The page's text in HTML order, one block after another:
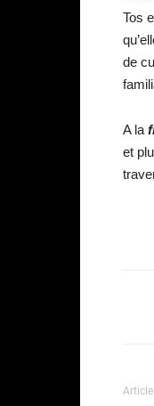
Tos
de
A la
et